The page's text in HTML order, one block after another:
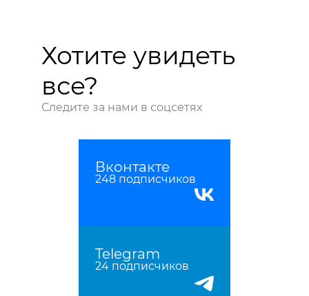
Хотите увидеть
все?
Следите за нами в соцсетях
Вконтакте
248 подписчиков
Telegram
24 подписчиков